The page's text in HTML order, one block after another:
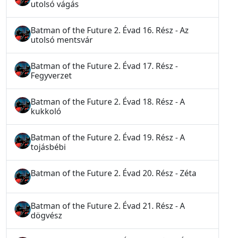
utolsó vágás
Batman of the Future 2. Évad 16. Rész - Az
utolsó mentsvár
Batman of the Future 2. Évad 17. Rész -
Fegyverzet
Batman of the Future 2. Évad 18. Rész - A
kukkoló
Batman of the Future 2. Évad 19. Rész - A
tojásbébi
Batman of the Future 2. Évad 20. Rész - Zéta
Batman of the Future 2. Évad 21. Rész - A
dögvész